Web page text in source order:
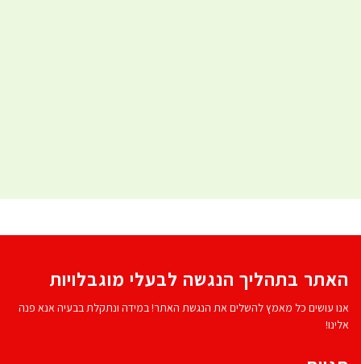
האתר בתהליך הנגשה לבעלי מוגבלויות
אנו עושים כל מאמץ להשלים את הנגשת האתר! במידה ונתקלת בבעיה אנא פנה
אלינו!